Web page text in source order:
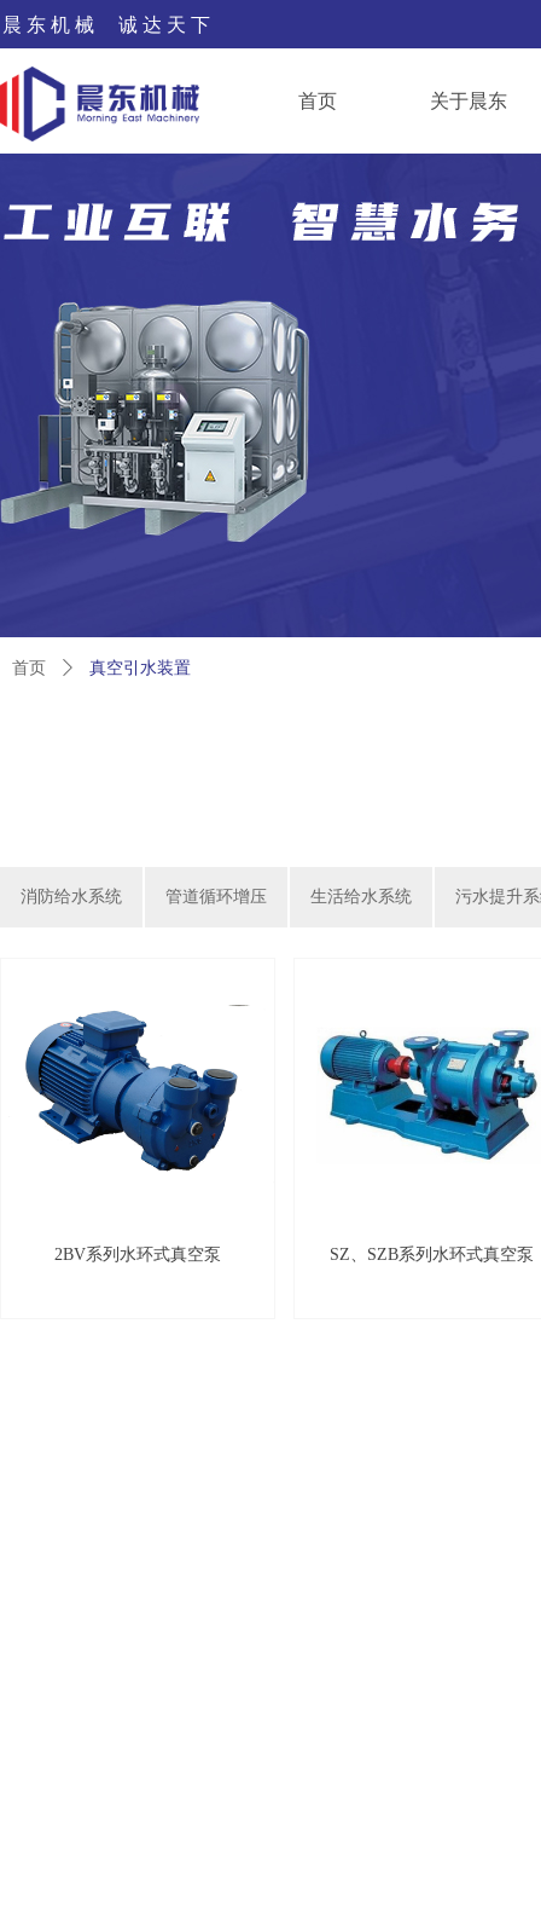
晨 东 机 械 诚 达 天 下
首页 关于晨东
首页 ꄲ 真空引水装置
消防给水系统 管道循环增压 生活给水系统 污水提升
2BV系列水环式真空泵 SZ、SZB系列水环式真空泵